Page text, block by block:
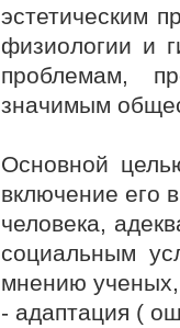
эстетическим
физиологии и
проблемам,
значимым
Основной
включение его
человека,
социальным
мнению ученых,
- адаптация (